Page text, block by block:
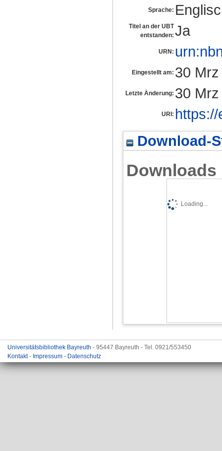
Sprache:
Titel an der UBT
entstanden: Ja
URN:
Eingestellt am: 30
Letzte Änderung: 30
URI:
Download-
Downloads
Loading...
Universitätsbibliothek Bayreuth - 95447 Bayreuth - Tel. 0921/553450
Kontakt- Impressum - Datenschutz